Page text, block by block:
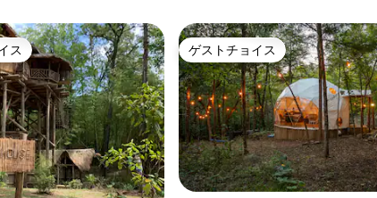
チョイスです。
ス ゲストチョイス
ゲストチョイス